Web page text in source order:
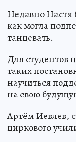
Недавно
как могла
танцевать.
Для студентов
таких
научиться
на свою
Артём Иевлев,
циркового